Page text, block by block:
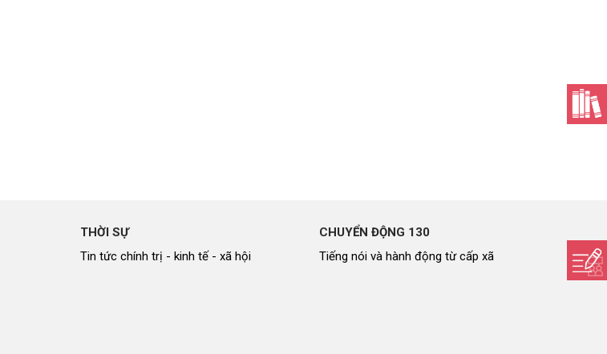
THỜI SỰ
Tin tức chính trị - kinh tế - xã hội
CHUYỂN ĐỘNG 130
Tiếng nói và hành động từ cấp xã